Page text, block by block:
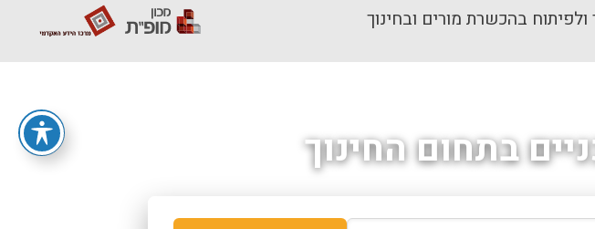
בהכשרת מורים ובחינוך
בתחום החינוך